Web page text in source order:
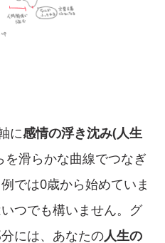
に感情の浮き沈み(人生
を滑らかな曲線でつなぎ
では0歳から始めていま
つでも構いません。グ
には、あなたの人生の